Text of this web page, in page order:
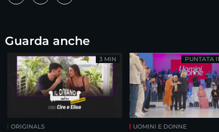
Guarda anche
ORIGINALS
3 MIN
UOMINI E DONNE
PUNTATA